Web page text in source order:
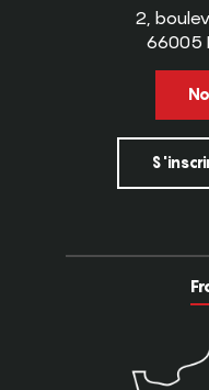
2,
66005